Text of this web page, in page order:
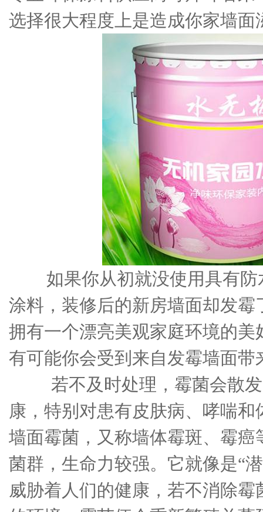
选择很大程度上是造成你家墙面
如果你从初就没使用具有防
涂料，装修后的新房墙面却发
拥有一个漂亮美观家庭环境的
有可能你会受到来自发霉墙面带
若不及时处理，霉菌会散发
康，特别对患有皮肤病、哮喘
墙面霉菌，又称墙体霉斑、霉
菌群，生命力较强。它就像是“
威胁着人们的健康，若不消除